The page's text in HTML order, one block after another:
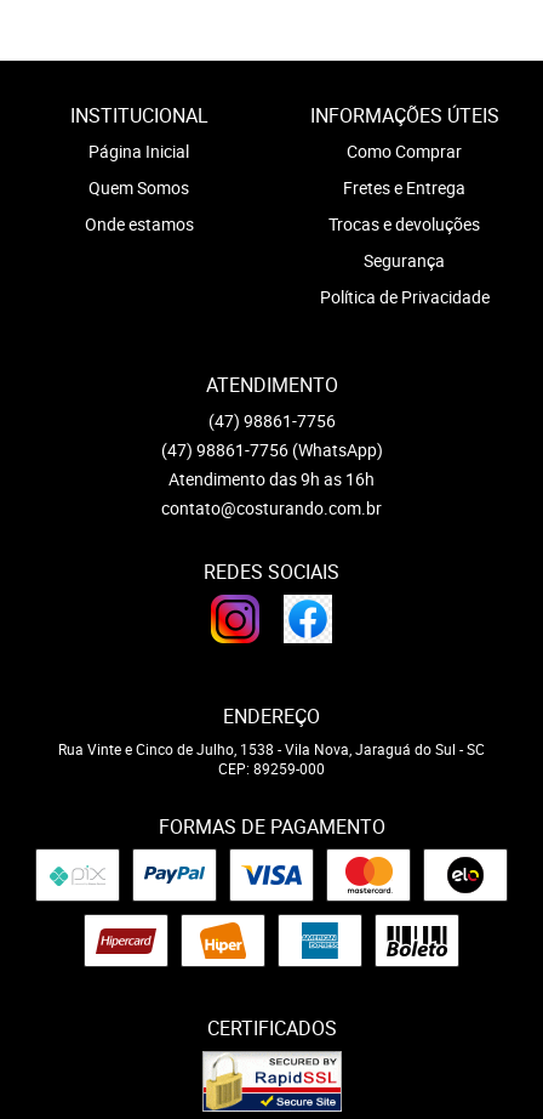
INSTITUCIONAL
Página Inicial
Quem Somos
Onde estamos
INFORMAÇÕES ÚTEIS
Como Comprar
Fretes e Entrega
Trocas e devoluções
Segurança
Política de Privacidade
ATENDIMENTO
(47) 98861-7756
(47) 98861-7756 (WhatsApp)
Atendimento das 9h as 16h
contato@costurando.com.br
REDES SOCIAIS
ENDEREÇO
Rua Vinte e Cinco de Julho, 1538 -Vila Nova, Jaraguá do Sul -SC
CEP: 89259-000
FORMAS DE PAGAMENTO
CERTIFICADOS